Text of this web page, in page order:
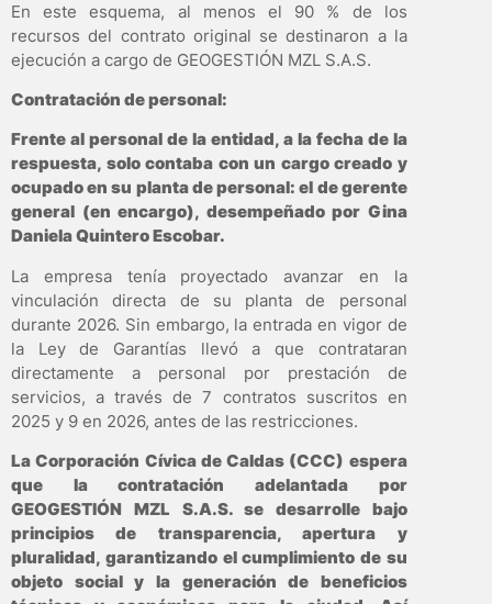
En este esquema, al menos el 90 % de los
recursos del contrato original se destinaron a la
ejecución a cargo de GEOGESTIÓN MZL S.A.S.
Contratación de personal:
Frente al personal de la entidad, a la fecha de la
respuesta, solo contaba con un cargo creado y
ocupado en su planta de personal: el de gerente
general (en encargo), desempeñado por Gina
Daniela Quintero Escobar.
La empresa tenía proyectado avanzar en la
vinculación directa de su planta de personal
durante 2026. Sin embargo, la entrada en vigor de
la Ley de Garantías llevó a que contrataran
directamente a personal por prestación de
servicios, a través de 7 contratos suscritos en
2025 y 9 en 2026, antes de las restricciones.
La Corporación Cívica de Caldas (CCC) espera
que la contratación adelantada por
GEOGESTIÓN MZL S.A.S. se desarrolle bajo
principios de transparencia, apertura y
pluralidad, garantizando el cumplimiento de su
objeto social y la generación de beneficios